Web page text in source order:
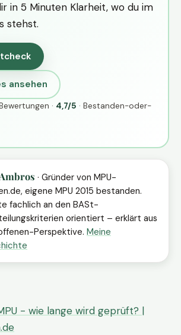
in 5 Minuten Klarheit, wo du im
stehst.
ansehen
· 4,7/5 · Bestanden-oder-
· Gründer von MPU-
eigene MPU 2015 bestanden.
fachlich an den BASt-
orientiert – erklärt aus
Perspektive. Meine
- wie lange wird geprüft? |